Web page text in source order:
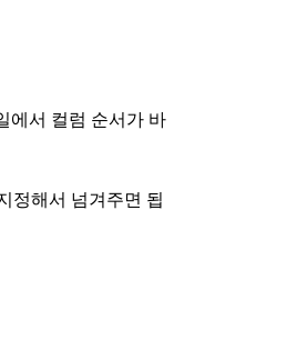
에서 컬럼 순서가 바
정해서 넘겨주면 됩